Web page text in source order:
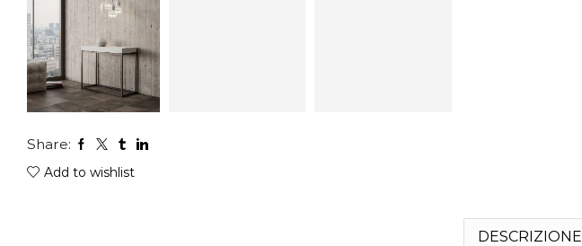
Share:
Add to wishlist
DESCRIZIONE